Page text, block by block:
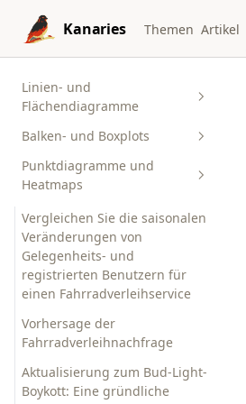
Skip to content
Kanaries
Themen Artikel
Linien- und
Flächendiagramme
Überwachen Sie die
Änderungen eines
Fahrradverleihservices nach
Stunde, Monat und Jahr
Die Geschlechterlücke?
Vergleichen Sie die
Mathematik-, Lese- und
Schreibleistungen männlicher
und weiblicher Schüler
Luftqualitätsindex New York
City: Echtzeitvisualisierung
und Auswirkungen auf die
Gesundheit
Balken- und Boxplots
Verteilung der registrierten
Benutzer in einem
Wie Feuchtigkeit die
registrierten Nutzer eines
Fahrradverleihs beeinflusst
Wie volatil ist Bitcoin?
Verfolgung des historischen
Bitcoin-Preises
Saisonale Veränderung der
ursächlichen Fahrradverleiher
Punktdiagramme und
Heatmaps
Vergleichen Sie die saisonalen
Veränderungen von
Gelegenheits- und
registrierten Benutzern für
einen Fahrradverleihservice
Vorhersage der
Fahrradverleihnachfrage
Aktualisierung zum Bud-Light-
Boykott: Eine gründliche